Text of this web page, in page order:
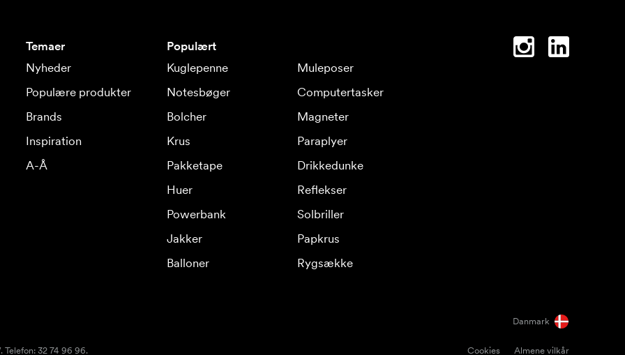
Temaer
Nyheder
Populære produkter
Brands
Inspiration
A-Å
Populært
Kuglepenne
Muleposer
Notesbøger
Computertasker
Bolcher
Magneter
Krus
Paraplyer
Pakketape
Drikkedunke
Huer
Reflekser
Powerbank
Solbriller
Jakker
Papkrus
Balloner
Rygsække
Danmark
Cookies Almene vilkår
Telefon: 32 74 96 96.